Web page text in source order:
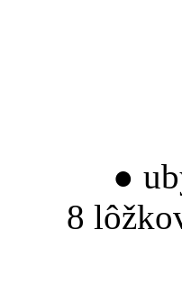
●
8